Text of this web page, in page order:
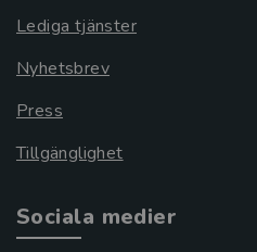
Lediga tjänster
Nyhetsbrev
Press
Tillgänglighet
Sociala medier